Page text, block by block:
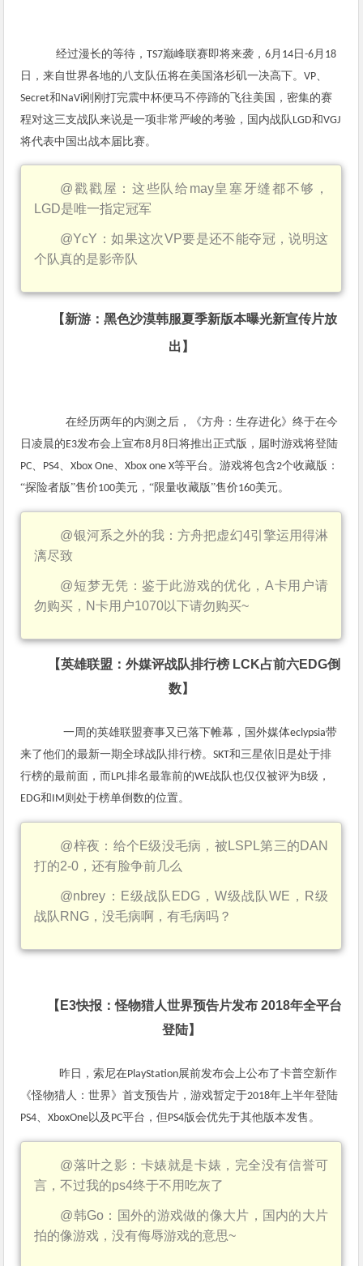
经过漫长的等待，TS7巅峰联赛即将来袭，6月 14 日-6月 18
日，来自世界各地的八支队伍将在美国洛杉矶一决高下。VP、
Secret和 NaVi刚刚打完震中杯便马不停蹄的飞往美国，密集的赛
程对这三支战队来说是一项非常严峻的考验，国内战队LGD和VGJ
将代表中国出战本届比赛。
@戳戳屋：这些队给 may皇塞牙缝都不够，
LGD是唯一指定冠军
@YcY ：如果这次VP要是还不能夺冠，说明这
个队真的是影帝队
【新游：黑色沙漠韩服夏季新版本曝光新宣传片放
出】
在经历两年的内测之后，《方舟：生存进化》终于在今
日凌晨的E3发布会上宣布8月8 日将推出正式版，届时游戏将登陆
PC、 PS4、Xbox One、Xbox one X等平台。游戏将包含2个收藏版：
“探险者版”售价100美元，“限量收藏版”售价160美元。
@银河系之外的我：方舟把虚幻4引擎运用得淋
漓尽致
@短梦无凭：鉴于此游戏的优化， A卡用户请
勿购买， N卡用户1070以下请勿购买~
【英雄联盟：外媒评战队排行榜 LCK占前六EDG倒
数】
一周的英雄联盟赛事又已落下帷幕，国外媒体eclypsia带
来了他们的最新一期全球战队排行榜。SKT和三星依旧是处于排
行榜的最前面，而 LPL排名最靠前的WE战队也仅仅被评为B级，
EDG和 IM则处于榜单倒数的位置。
@梓夜：给个 E级没毛病，被 LSPL第三的 DAN
打的2-0 ，还有脸争前几么
@nbrey ： E级战队 EDG， W级战队 WE ， R级
战队 RNG ，没毛病啊，有毛病吗？
【 E3快报：怪物猎人世界预告片发布2018年全平台
登陆】
昨日，索尼在PlayStation展前发布会上公布了卡普空新作
《怪物猎人：世界》首支预告片，游戏暂定于2018年上半年登陆
PS4、XboxOne以及 PC平台，但PS4版会优先于其他版本发售。
@落叶之影：卡婊就是卡婊，完全没有信誉可
言，不过我的ps4终于不用吃灰了
@韩Go ：国外的游戏做的像大片，国内的大片
拍的像游戏，没有侮辱游戏的意思~